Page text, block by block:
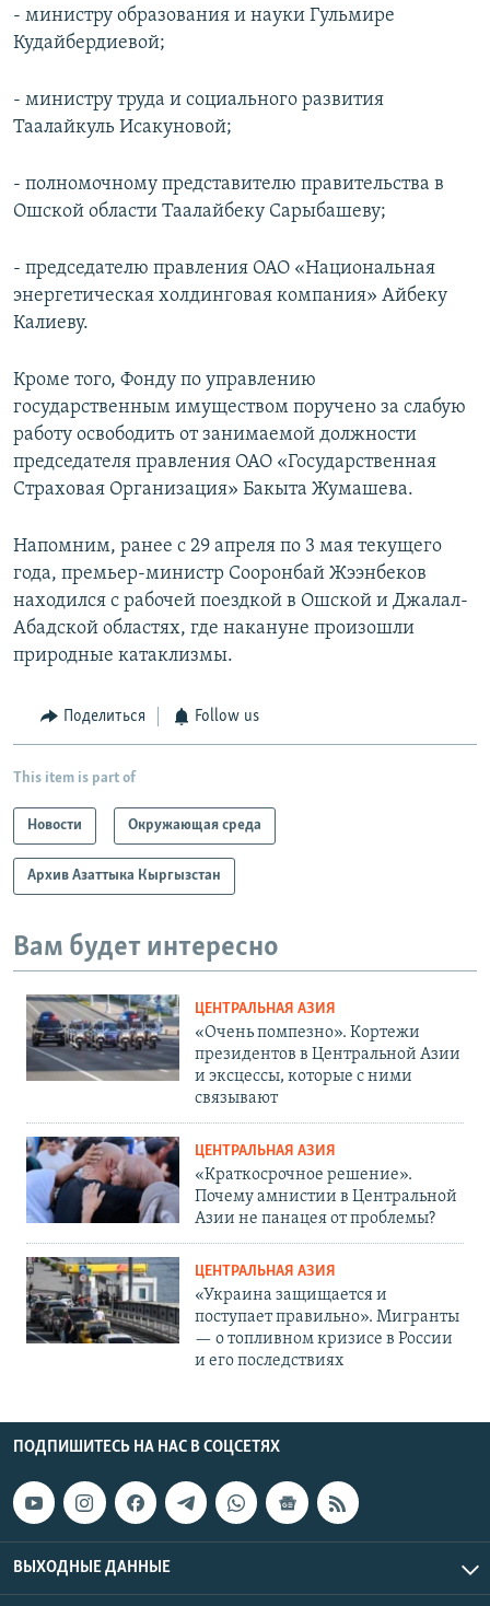
- министру образования и науки Гульмире
Кудайбердиевой;
- министру труда и социального развития
Таалайкуль Исакуновой;
- полномочному представителю правительства в
Ошской области Таалайбеку Сарыбашеву;
- председателю правления ОАО «Национальная
энергетическая холдинговая компания» Айбеку
Калиеву.
Кроме того, Фонду по управлению
государственным имуществом поручено за слабую
работу освободить от занимаемой должности
председателя правления ОАО «Государственная
Страховая Организация» Бакыта Жумашева.
Напомним, ранее с 29 апреля по 3 мая текущего
года, премьер-министр Сооронбай Жээнбеков
находился с рабочей поездкой в Ошской и Джалал-
Абадской областях, где накануне произошли
природные катаклизмы.
Поделиться Follow us
This item is part of
Новости Окружающая среда
Архив Азаттыка Кыргызстан
Вам будет интересно
ЦЕНТРАЛЬНАЯ АЗИЯ
«Очень помпезно». Кортежи
президентов в Центральной Азии
и эксцессы, которые с ними
связывают
ЦЕНТРАЛЬНАЯ АЗИЯ
«Краткосрочное решение».
Почему амнистии в Центральной
Азии не панацея от проблемы?
ЦЕНТРАЛЬНАЯ АЗИЯ
«Украина защищается и
поступает правильно». Мигранты
— о топливном кризисе в России
и его последствиях
ПОДПИШИТЕСЬ НА НАС В СОЦСЕТЯХ
ВЫХОДНЫЕ ДАННЫЕ